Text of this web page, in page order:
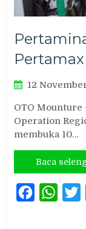
12
OTO
Operation
membuka 10…
Baca
Facebook